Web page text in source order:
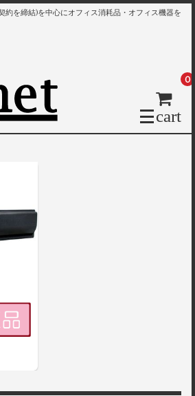
約を締結)を中心にオフィス消耗品・オフィス機器を
cart
0